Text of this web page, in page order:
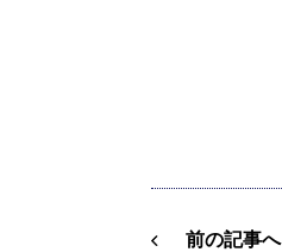
前の記事へ